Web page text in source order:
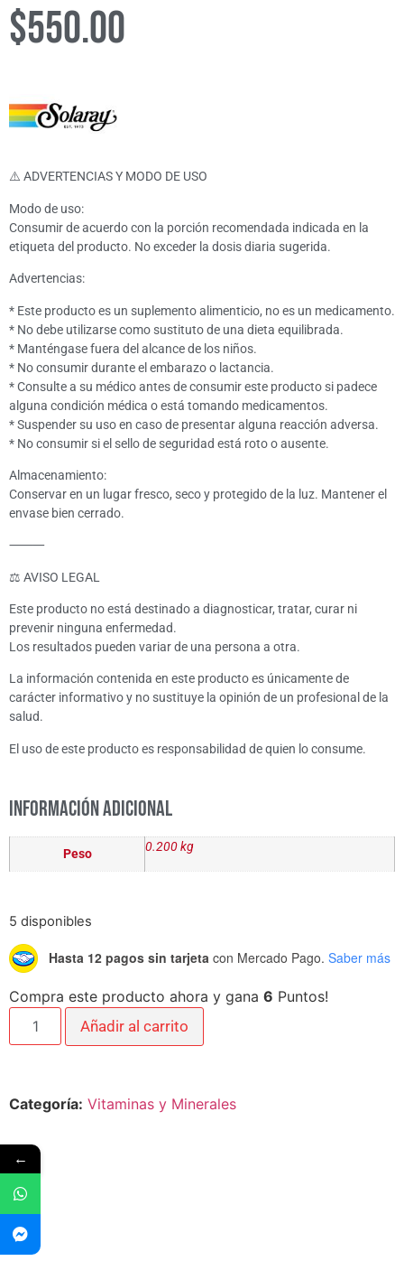
$550.00
⚠️ ADVERTENCIAS Y MODO DE USO
Modo de uso:
Consumir de acuerdo con la porción recomendada indicada en la
etiqueta del producto. No exceder la dosis diaria sugerida.
Advertencias:
* Este producto es un suplemento alimenticio, no es un medicamento.
* No debe utilizarse como sustituto de una dieta equilibrada.
* Manténgase fuera del alcance de los niños.
* No consumir durante el embarazo o lactancia.
* Consulte a su médico antes de consumir este producto si padece
alguna condición médica o está tomando medicamentos.
* Suspender su uso en caso de presentar alguna reacción adversa.
* No consumir si el sello de seguridad está roto o ausente.
Almacenamiento:
Conservar en un lugar fresco, seco y protegido de la luz. Mantener el
envase bien cerrado.
⸻
⚖️ AVISO LEGAL
Este producto no está destinado a diagnosticar, tratar, curar ni
prevenir ninguna enfermedad.
Los resultados pueden variar de una persona a otra.
La información contenida en este producto es únicamente de
carácter informativo y no sustituye la opinión de un profesional de la
salud.
El uso de este producto es responsabilidad de quien lo consume.
Información adicional
Peso 0.200 kg
5 disponibles
Hasta 12 pagos sin tarjeta con Mercado Pago. Saber más
Compra este producto ahora y gana 6 Puntos!
Añadir al carrito
Categoría: Vitaminas y Minerales
←